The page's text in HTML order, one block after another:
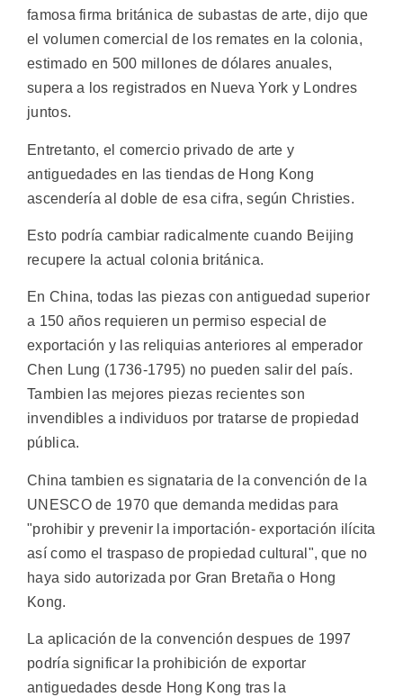
famosa firma británica de subastas de arte, dijo que
el volumen comercial de los remates en la colonia,
estimado en 500 millones de dólares anuales,
supera a los registrados en Nueva York y Londres
juntos.
Entretanto, el comercio privado de arte y
antiguedades en las tiendas de Hong Kong
ascendería al doble de esa cifra, según Christies.
Esto podría cambiar radicalmente cuando Beijing
recupere la actual colonia británica.
En China, todas las piezas con antiguedad superior
a 150 años requieren un permiso especial de
exportación y las reliquias anteriores al emperador
Chen Lung (1736-1795) no pueden salir del país.
Tambien las mejores piezas recientes son
invendibles a individuos por tratarse de propiedad
pública.
China tambien es signataria de la convención de la
UNESCO de 1970 que demanda medidas para
"prohibir y prevenir la importación- exportación ilícita
así como el traspaso de propiedad cultural", que no
haya sido autorizada por Gran Bretaña o Hong
Kong.
La aplicación de la convención despues de 1997
podría significar la prohibición de exportar
antiguedades desde Hong Kong tras la